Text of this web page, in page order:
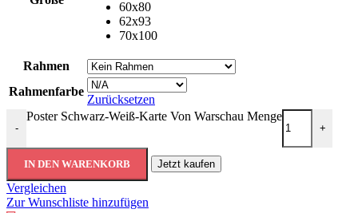
60x80
62x93
70x100
Rahmen
Rahmenfarbe
Zurücksetzen
-
Poster Schwarz-Weiß-Karte Von Warschau Menge
+
IN DEN WARENKORB Jetzt kaufen
Vergleichen
Zur Wunschliste hinzufügen